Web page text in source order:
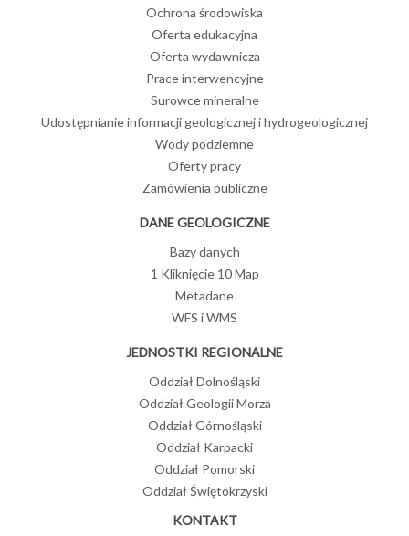
Ochrona środowiska
Oferta edukacyjna
Oferta wydawnicza
Prace interwencyjne
Surowce mineralne
Udostępnianie informacji geologicznej i hydrogeologicznej
Wody podziemne
Oferty pracy
Zamówienia publiczne
DANE GEOLOGICZNE
Bazy danych
1 Kliknięcie 10 Map
Metadane
WFS i WMS
JEDNOSTKI REGIONALNE
Oddział Dolnośląski
Oddział Geologii Morza
Oddział Górnośląski
Oddział Karpacki
Oddział Pomorski
Oddział Świętokrzyski
KONTAKT